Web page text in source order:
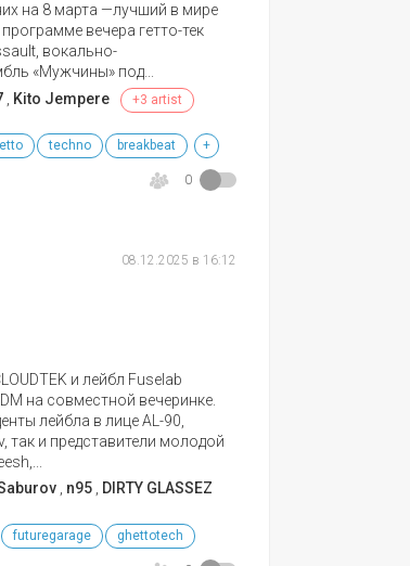
на 8 марта —лучший в мире
вечера гетто-тек
вокально-
«Мужчины» под...
, Kito Jempere +3 artist
techno breakbeat +
0
08.12.2025 в 16:12
и лейбл Fuselab
на совместной вечеринке.
лейбла в лице AL-90,
так и представители молодой
, n95 , DIRTY GLASSEZ
futuregarage ghettotech